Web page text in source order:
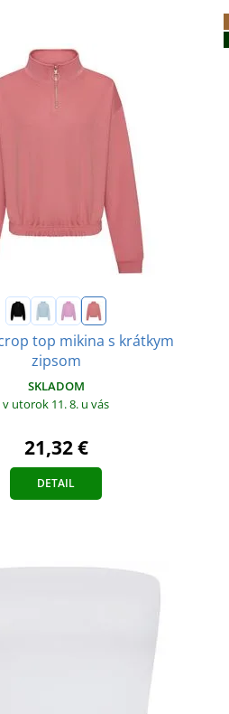
top mikina s krátkym
zipsom
SKLADOM
v utorok 11. 8. u vás
21,32 €
DETAIL